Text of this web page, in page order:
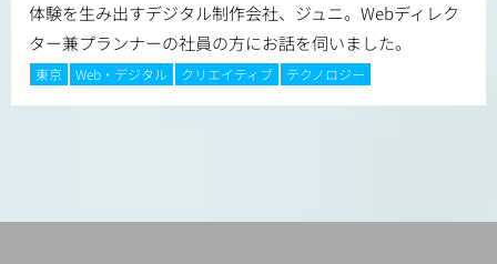
体験を生み出すデジタル制作会社、ジュニ。Webディレク
ター兼プランナーの社員の方にお話を伺いました。
東京 Web・デジタル クリエイティブ テクノロジー